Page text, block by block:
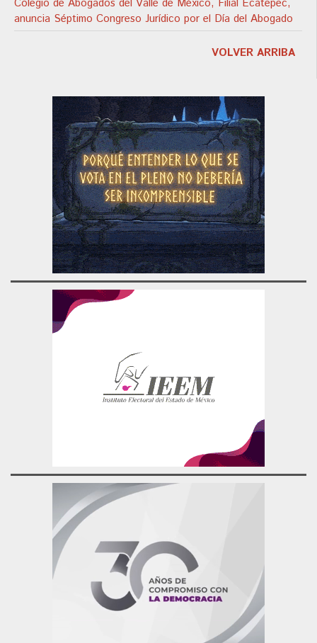
Colegio de Abogados del Valle de México, Filial Ecatepec,
anuncia Séptimo Congreso Jurídico por el Día del Abogado
VOLVER ARRIBA